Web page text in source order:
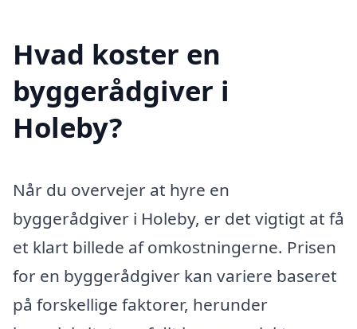
Hvad koster en
byggerådgiver i
Holeby?
Når du overvejer at hyre en
byggerådgiver i Holeby, er det vigtigt at få
et klart billede af omkostningerne. Prisen
for en byggerådgiver kan variere baseret
på forskellige faktorer, herunder